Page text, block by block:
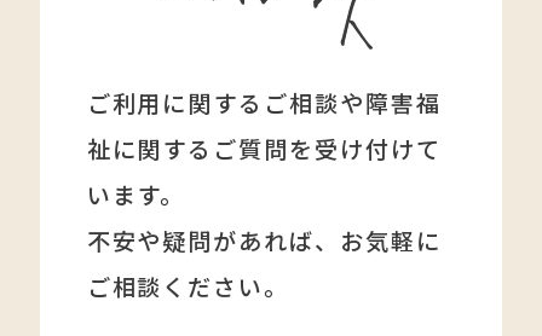
ご利用に関するご相談や障害福
祉に関する ご質問を受け付けて
います。
不安や疑問があれば、 お気軽に
ご相談ください。